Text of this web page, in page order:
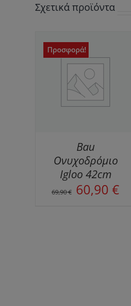
Σχετικά προϊόντα
Προσφορά!
Bau
Ονυχοδρόμιο
Igloo 42cm
69,90€
Original
price
60,90 €Η
ΑΓΟΡΆ
ΛΕΠΤΟΜΈΡΕΙΕΣ